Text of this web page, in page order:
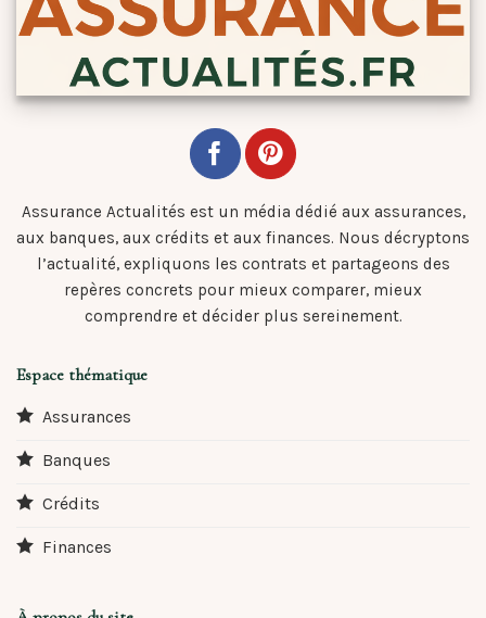
Assurance Actualités est un média dédié aux assurances,
aux banques, aux crédits et aux finances. Nous décryptons
l’actualité, expliquons les contrats et partageons des
repères concrets pour mieux comparer, mieux
comprendre et décider plus sereinement.
Espace thématique
Assurances
Banques
Crédits
Finances